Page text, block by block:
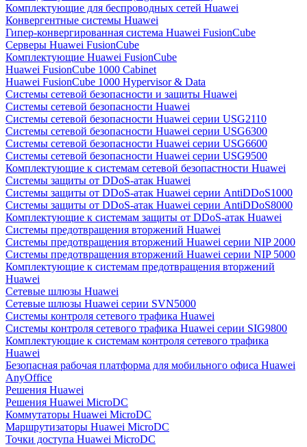
Комплектующие для беспроводных сетей Huawei
Конвергентные системы Huawei
Гипер-конвергированная система Huawei FusionCube
Серверы Huawei FusionCube
Комплектующие Huawei FusionCube
Huawei FusionCube 1000 Cabinet
Huawei FusionCube 1000 Hypervisor & Data
Системы сетевой безопасности и защиты Huawei
Системы сетевой безопасности Huawei
Системы сетевой безопасности Huawei серии USG2110
Системы сетевой безопасности Huawei серии USG6300
Системы сетевой безопасности Huawei серии USG6600
Системы сетевой безопасности Huawei серии USG9500
Комплектующие к системам сетевой безопастности Huawei
Системы защиты от DDoS-атак Huawei
Системы защиты от DDoS-атак Huawei серии AntiDDoS1000
Системы защиты от DDoS-атак Huawei серии AntiDDoS8000
Комплектующие к системам защиты от DDoS-атак Huawei
Системы предотвращения вторжений Huawei
Системы предотвращения вторжений Huawei серии NIP 2000
Системы предотвращения вторжений Huawei серии NIP 5000
Комплектующие к системам предотвращения вторжений
Huawei
Сетевые шлюзы Huawei
Сетевые шлюзы Huawei серии SVN5000
Системы контроля сетевого трафика Huawei
Системы контроля сетевого трафика Huawei серии SIG9800
Комплектующие к системам контроля сетевого трафика
Huawei
Безопасная рабочая платформа для мобильного офиса Huawei
AnyOffice
Решения Huawei
Решения Huawei MicroDC
Коммутаторы Huawei MicroDC
Маршрутизаторы Huawei MicroDC
Точки доступа Huawei MicroDC